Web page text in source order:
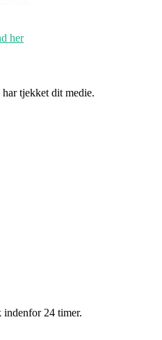
her
tjekket dit medie.
24 timer.